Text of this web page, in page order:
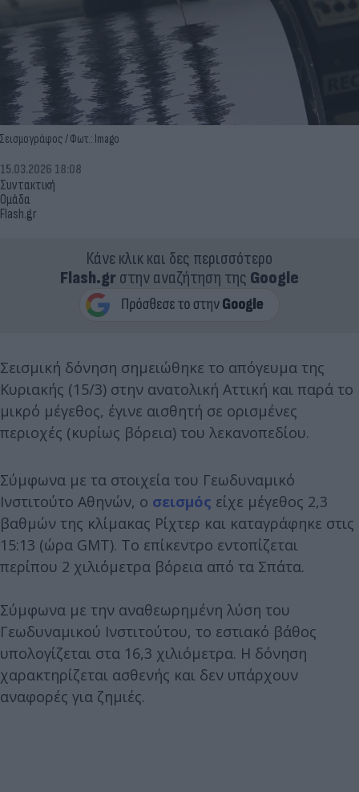
Σεισμογράφος / Φωτ.: Imago
Συντακτική
Ομάδα
Flash.gr
15.03.2026 18:08
Κάνε κλικ και δες περισσότερο
Flash.grστην αναζήτηση της Google
Σεισμική δόνηση σημειώθηκε το απόγευμα της
Κυριακής (15/3) στην ανατολική Αττική και παρά το
μικρό μέγεθος, έγινε αισθητή σε ορισμένες
περιοχές (κυρίως βόρεια) του λεκανοπεδίου.
Σύμφωνα με τα στοιχεία του Γεωδυναμικό
Ινστιτούτο Αθηνών, ο σεισμός είχε μέγεθος 2,3
βαθμών της κλίμακας Ρίχτερ και καταγράφηκε στις
15:13 (ώρα GMT). Το επίκεντρο εντοπίζεται
περίπου 2 χιλιόμετρα βόρεια από τα Σπάτα.
Σύμφωνα με την αναθεωρημένη λύση του
Γεωδυναμικού Ινστιτούτου, το εστιακό βάθος
υπολογίζεται στα 16,3 χιλιόμετρα. Η δόνηση
χαρακτηρίζεται ασθενής και δεν υπάρχουν
αναφορές για ζημιές.